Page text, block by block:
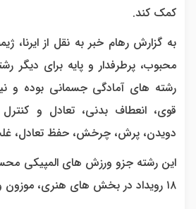
کمک کند.
به گزارش رهام خبر به نقل از ایرنا،
محبوب، پرطرفدار و پایه برای دیگر
رشته های آمادگی جسمانی بوده و
قوی، انعطاف بدنی، تعادل و
دویدن، پرش، چرخش، حفظ تعادل،
این رشته جزو ورزش های المپیکی
۱۸ رویداد در بخش های هنری،‌ موزون و ترامپولین است.